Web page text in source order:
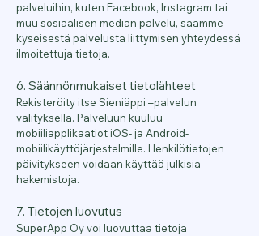
palveluihin, kuten Facebook, Instagram tai
muu sosiaalisen median palvelu, saamme
kyseisestä palvelusta liittymisen yhteydessä
ilmoitettuja tietoja.
6. Säännönmukaiset tietolähteet
Rekisteröity itse Sieniäppi –palvelun
välityksellä. Palveluun kuuluu
mobiiliapplikaatiot iOS- ja Android-
mobiilikäyttöjärjestelmille. Henkilötietojen
päivitykseen voidaan käyttää julkisia
hakemistoja.
7. Tietojen luovutus
SuperApp Oy voi luovuttaa tietoja